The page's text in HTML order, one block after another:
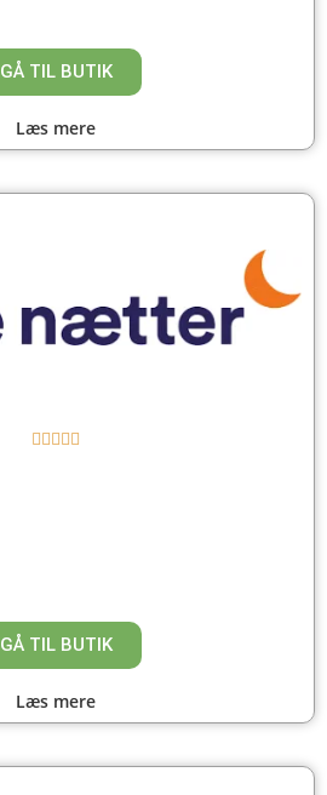
GÅ TIL BUTIK
Læs mere
    
GÅ TIL BUTIK
Læs mere